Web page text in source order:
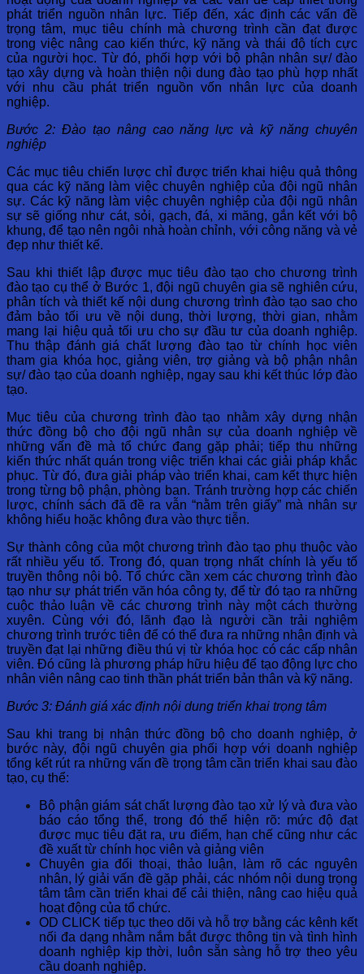
phát triển nguồn nhân lực. Tiếp đến, xác định các vấn đề
trọng tâm, mục tiêu chính mà chương trình cần đạt được
trong việc nâng cao kiến thức, kỹ năng và thái độ tích cực
của người học. Từ đó, phối hợp với bộ phận nhân sự/ đào
tạo xây dựng và hoàn thiện nội dung đào tạo phù hợp nhất
với nhu cầu phát triển nguồn vốn nhân lực của doanh
nghiệp.
Bước 2: Đào tạo nâng cao năng lực và kỹ năng chuyên
nghiệp
Các mục tiêu chiến lược chỉ được triển khai hiệu quả thông
qua các kỹ năng làm việc chuyên nghiệp của đội ngũ nhân
sự. Các kỹ năng làm việc chuyên nghiệp của đội ngũ nhân
sự sẽ giống như cát, sỏi, gạch, đá, xi măng, gắn kết với bộ
khung, để tạo nên ngôi nhà hoàn chỉnh, với công năng và vẻ
đẹp như thiết kế.
Sau khi thiết lập được mục tiêu đào tạo cho chương trình
đào tạo cụ thể ở Bước 1, đội ngũ chuyên gia sẽ nghiên cứu,
phân tích và thiết kế nội dung chương trình đào tạo sao cho
đảm bảo tối ưu về nội dung, thời lượng, thời gian, nhằm
mang lại hiệu quả tối ưu cho sự đầu tư của doanh nghiệp.
Thu thập đánh giá chất lượng đào tạo từ chính học viên
tham gia khóa học, giảng viên, trợ giảng và bộ phận nhân
sự/ đào tạo của doanh nghiệp, ngay sau khi kết thúc lớp đào
tạo.
Mục tiêu của chương trình đào tạo nhằm xây dựng nhận
thức đồng bộ cho đội ngũ nhân sự của doanh nghiệp về
những vấn đề mà tổ chức đang gặp phải; tiếp thu những
kiến thức nhất quán trong việc triển khai các giải pháp khắc
phục. Từ đó, đưa giải pháp vào triển khai, cam kết thực hiện
trong từng bộ phận, phòng ban. Tránh trường hợp các chiến
lược, chính sách đã đề ra vẫn “nằm trên giấy” mà nhân sự
không hiểu hoặc không đưa vào thực tiễn.
Sự thành công của một chương trình đào tạo phụ thuộc vào
rất nhiều yếu tố. Trong đó, quan trọng nhất chính là yếu tố
truyền thông nội bộ. Tổ chức cần xem các chương trình đào
tạo như sự phát triển văn hóa công ty, để từ đó tạo ra những
cuộc thảo luận về các chương trình này một cách thường
xuyên. Cùng với đó, lãnh đạo là người cần trải nghiệm
chương trình trước tiên để có thể đưa ra những nhận định và
truyền đạt lại những điều thú vị từ khóa học có các cấp nhân
viên. Đó cũng là phương pháp hữu hiệu để tạo động lực cho
nhân viên nâng cao tinh thần phát triển bản thân và kỹ năng.
Bước 3: Đánh giá xác định nội dung triển khai trọng tâm
Sau khi trang bị nhận thức đồng bộ cho doanh nghiệp, ở
bước này, đội ngũ chuyên gia phối hợp với doanh nghiệp
tổng kết rút ra những vấn đề trọng tâm cần triển khai sau đào
tạo, cụ thể:
Bộ phận giám sát chất lượng đào tạo xử lý và đưa vào
báo cáo tổng thể, trong đó thể hiện rõ: mức độ đạt
được mục tiêu đặt ra, ưu điểm, hạn chế cũng như các
đề xuất từ chính học viên và giảng viên
Chuyên gia đối thoại, thảo luận, làm rõ các nguyên
nhân, lý giải vấn đề gặp phải, các nhóm nội dung trọng
tâm tâm cần triển khai để cải thiện, nâng cao hiệu quả
hoạt động của tổ chức.
OD CLICK tiếp tục theo dõi và hỗ trợ bằng các kênh kết
nối đa dạng nhằm nắm bắt được thông tin và tình hình
doanh nghiệp kịp thời, luôn sẵn sàng hỗ trợ theo yêu
cầu doanh nghiệp.